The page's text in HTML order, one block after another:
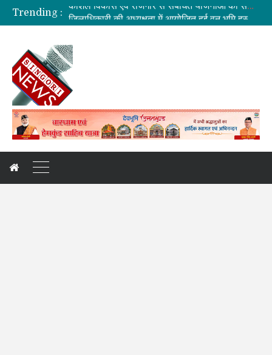
Trending :
जिलाधिकारी की अध्यक्षता में आयोजित हुई वन भूमि हस्तांतरण की बैठक
ग्रामीण महिलाओं को आर्थिक सशक्त बनाने पर जोर
दुःखदः वाहन दुर्घटनाग्रस्त, पांच की मौत